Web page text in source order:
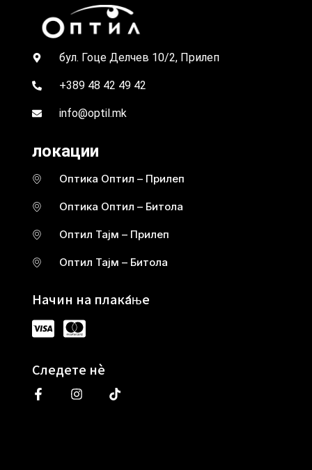
бул. Гоце Делчев 10/2, Прилеп
+389 48 42 49 42
info@optil.mk
локации
Оптика Оптил – Прилеп
Оптика Оптил – Битола
Оптил Тајм – Прилеп
Оптил Тајм – Битола
Начин на плаќање
Следете нè